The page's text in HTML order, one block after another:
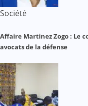
Société
Affaire Martinez Zogo : Le
avocats de la défense